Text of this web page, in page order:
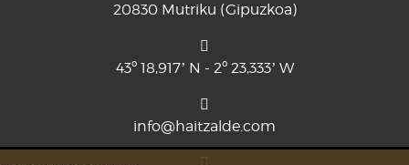
20830 Mutriku (Gipuzkoa)
43º 18,917’ N - 2º 23,333’ W
info@haitzalde.com